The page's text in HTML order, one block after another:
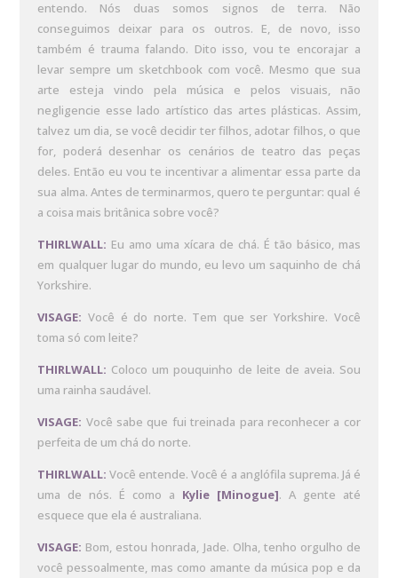
entendo. Nós duas somos signos de terra. Não
conseguimos deixar para os outros. E, de novo, isso
também é trauma falando. Dito isso, vou te encorajar a
levar sempre um sketchbook com você. Mesmo que sua
arte esteja vindo pela música e pelos visuais, não
negligencie esse lado artístico das artes plásticas. Assim,
talvez um dia, se você decidir ter filhos, adotar filhos, o que
for, poderá desenhar os cenários de teatro das peças
deles. Então eu vou te incentivar a alimentar essa parte da
sua alma. Antes de terminarmos, quero te perguntar: qual é
a coisa mais britânica sobre você?
THIRLWALL: Eu amo uma xícara de chá. É tão básico, mas
em qualquer lugar do mundo, eu levo um saquinho de chá
Yorkshire.
VISAGE: Você é do norte. Tem que ser Yorkshire. Você
toma só com leite?
THIRLWALL: Coloco um pouquinho de leite de aveia. Sou
uma rainha saudável.
VISAGE: Você sabe que fui treinada para reconhecer a cor
perfeita de um chá do norte.
THIRLWALL: Você entende. Você é a anglófila suprema. Já é
uma de nós. É como a Kylie [Minogue]. A gente até
esquece que ela é australiana.
VISAGE: Bom, estou honrada, Jade. Olha, tenho orgulho de
você pessoalmente, mas como amante da música pop e da